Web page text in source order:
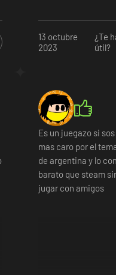
13 octubre
2023
¿Te
útil?
Es un juegazo si
mas caro por el
de argentina y lo
barato que steam
jugar con amigos